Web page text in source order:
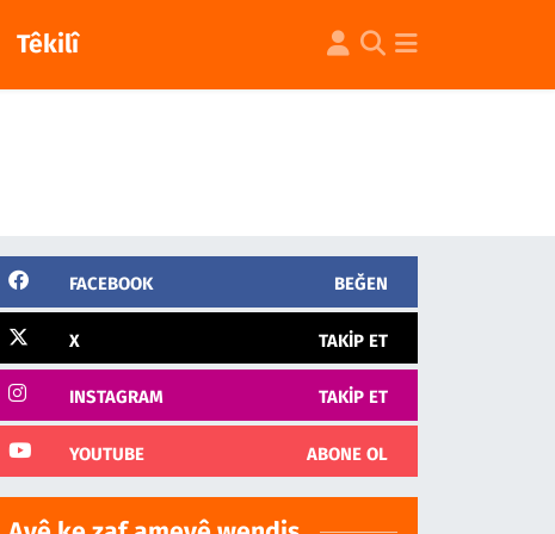
Têkilî
FACEBOOK BEĞEN
X TAKIP ET
INSTAGRAM TAKIP ET
YOUTUBE ABONE OL